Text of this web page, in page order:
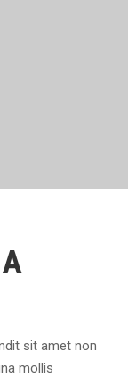
sit amet non
mollis